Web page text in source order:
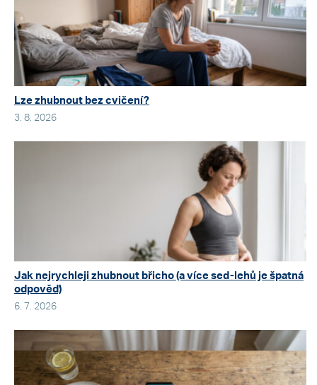
Lze zhubnout bez cvičení?
3. 8. 2026
Jak nejrychleji zhubnout břicho (a více sed-lehů je špatná
odpověď)
6. 7. 2026